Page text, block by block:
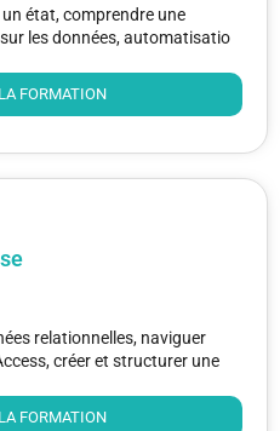
état, comprendre une
les données, automatisatio
FORMATION
relationnelles, naviguer
créer et structurer une
FORMATION